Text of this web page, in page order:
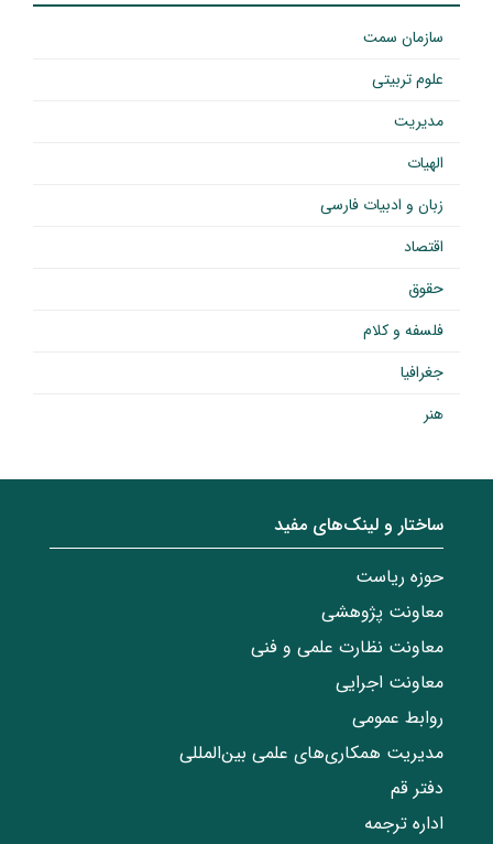
سازمان سمت
علوم تربیتی
مدیریت
الهیات
زبان و ادبیات فارسی
اقتصاد
حقوق
فلسفه و کلام
جغرافیا
هنر
ساختار‌‌ و‌‌ لینک‌های مفید
حوزه ریاست
معاونت پژوهشی
معاونت نظارت علمی و فنی
معاونت اجرایی
روابط عمومی
مدیریت همکاری‌های علمی بین‌المللی
دفتر قم
اداره ترجمه